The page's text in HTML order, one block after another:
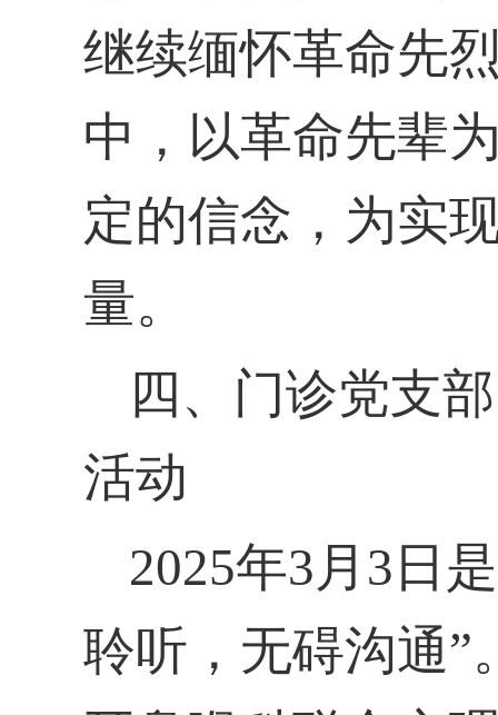
继续缅怀革命先
中，以革命先辈
定的信念，为实
量。
四、门诊党支
活动
2025年3月3日
聆听，无碍沟通”